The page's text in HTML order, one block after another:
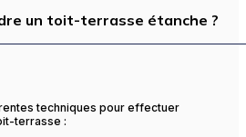
un toit-terrasse étanche ?
techniques pour effectuer
terrasse :